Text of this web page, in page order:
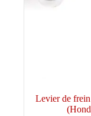
Levier de